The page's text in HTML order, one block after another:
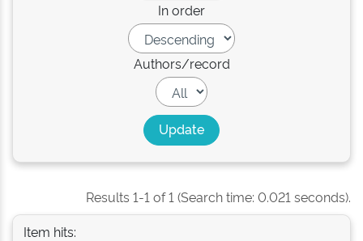
In order
Authors/record
Results 1-1 of 1 (Search time: 0.021 seconds).
Item hits: